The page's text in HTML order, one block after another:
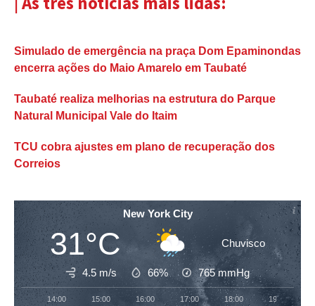
Simulado de emergência na praça Dom Epaminondas
encerra ações do Maio Amarelo em Taubaté
Taubaté realiza melhorias na estrutura do Parque
Natural Municipal Vale do Itaim
TCU cobra ajustes em plano de recuperação dos
Correios
New York City
31°C Chuvisco
4.5 m/s 66% 765mmHg
14:00 15:00 16:00 17:00 18:00 19:00